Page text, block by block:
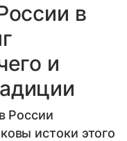
в
и
России
истоки этого